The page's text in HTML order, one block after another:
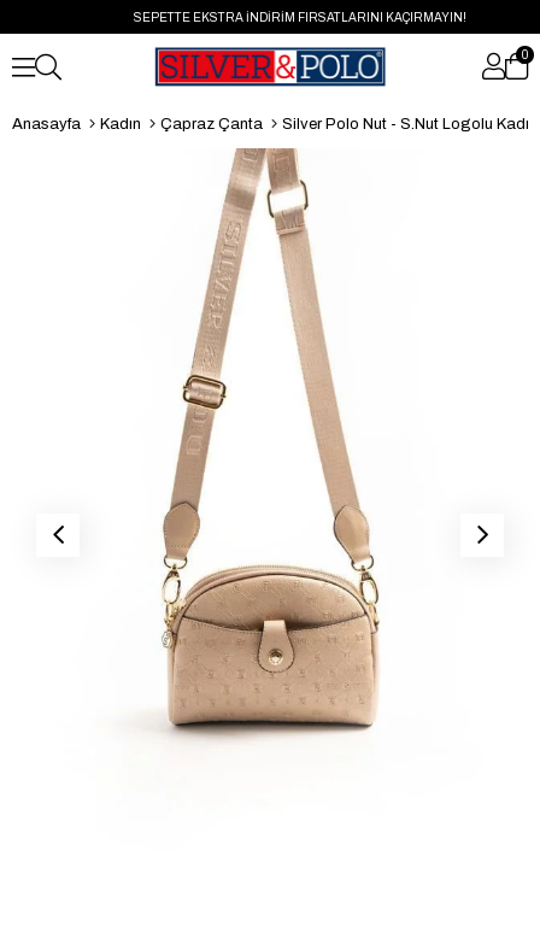
SEPETTE EKSTRA İNDİRİM FIRSATLARINI KAÇIRMAYIN!
0
Anasayfa Kadın Çapraz Çanta Silver Polo Nut - S.Nut Logolu Kadın